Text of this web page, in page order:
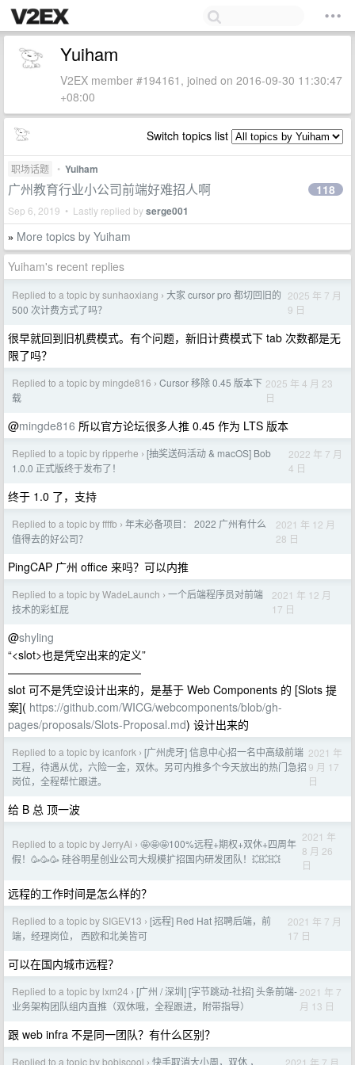
Yuiham
V2EX member #194161, joined on 2016-09-30 11:30:47
+08:00
Switch topics list
职场话题 • Yuiham
广州教育行业小公司前端好难招人啊
Sep 6, 2019 • Lastly replied byserge001
118
» More topics by Yuiham
Yuiham's recent replies
Replied to a topic by sunhaoxiang › 大家 cursor pro 都切回旧的
500 次计费方式了吗？
2025 年 7 月
9 日
很早就回到旧机费模式。有个问题，新旧计费模式下 tab 次数都是无
限了吗？
Replied to a topic by mingde816 › Cursor 移除 0.45 版本下
载
2025 年 4 月 23
日
@mingde816 所以官方论坛很多人推 0.45 作为 LTS 版本
Replied to a topic by ripperhe › [抽奖送码活动 & macOS] Bob
1.0.0 正式版终于发布了！
2022 年 7 月
4 日
终于 1.0 了，支持
Replied to a topic by ffffb › 年末必备项目： 2022 广州有什么
值得去的好公司？
2021 年 12 月
28 日
PingCAP 广州 office 来吗？可以内推
Replied to a topic by WadeLaunch › 一个后端程序员对前端
技术的彩虹屁
2021 年 12 月
17 日
@shyling
“<slot>也是凭空出来的定义”
————————————
slot 可不是凭空设计出来的，是基于 Web Components 的 [Slots 提
案]( https://github.com/WICG/webcomponents/blob/gh-
pages/proposals/Slots-Proposal.md) 设计出来的
Replied to a topic by icanfork › [广州虎牙] 信息中心招一名中高级前端
工程，待遇从优，六险一金，双休。另可内推多个今天放出的热门急招
岗位，全程帮忙跟进。
2021 年
9 月 17
日
给 B 总 顶一波
Replied to a topic by JerryAi › 🤩🤩🤩100%远程+期权+双休+四周年
假！🥳🥳🥳 硅谷明星创业公司大规模扩招国内研发团队！💥💥💥
2021 年
8 月 26
日
远程的工作时间是怎么样的？
Replied to a topic by SIGEV13 › [远程] Red Hat 招聘后端，前
端，经理岗位， 西欧和北美皆可
2021 年 7 月
17 日
可以在国内城市远程？
Replied to a topic by lxm24 › [广州 / 深圳] [字节跳动-社招] 头条前端-
业务架构团队组内直推（双休哦，全程跟进，附带指导）
2021 年 7
月 13 日
跟 web infra 不是同一团队？有什么区别？
Replied to a topic by bobiscool › 快手取消大小周，双休 ， 2021 年 7 月